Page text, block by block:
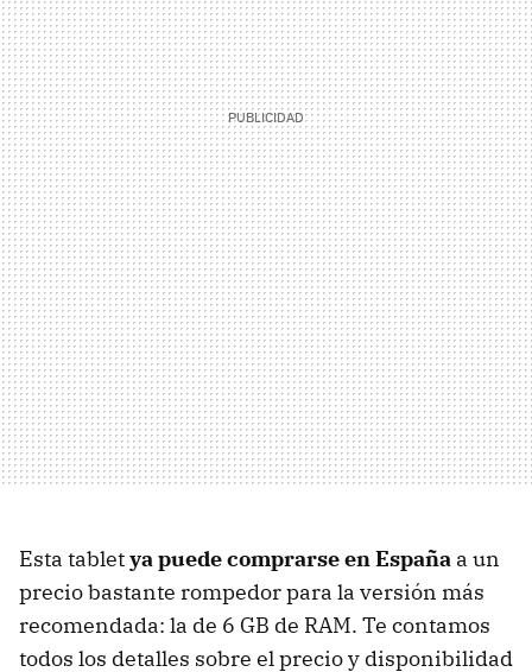
Esta tabletya puede comprarse en España a un
precio bastante rompedor para la versión más
recomendada: la de 6 GB de RAM. Te contamos
todos los detalles sobre el precio y disponibilidad